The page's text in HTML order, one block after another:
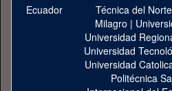
Técnica del Norte
Milagro |
Universidad
Universidad
Universidad
Politécnica